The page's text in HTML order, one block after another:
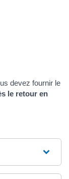
devez fournir le
le retour en